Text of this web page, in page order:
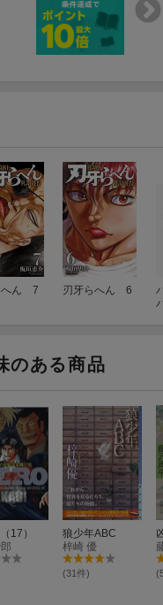
へん 7 刃牙らへん 6
のある商品
17）
狼少年ABC
梓崎 優
(31件)